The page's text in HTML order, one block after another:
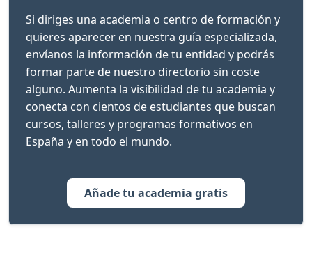
Si diriges una academia o centro de formación y
quieres aparecer en nuestra guía especializada,
envíanos la información de tu entidad y podrás
formar parte de nuestro directorio sin coste
alguno. Aumenta la visibilidad de tu academia y
conecta con cientos de estudiantes que buscan
cursos, talleres y programas formativos en
España y en todo el mundo.
Añade tu academia gratis